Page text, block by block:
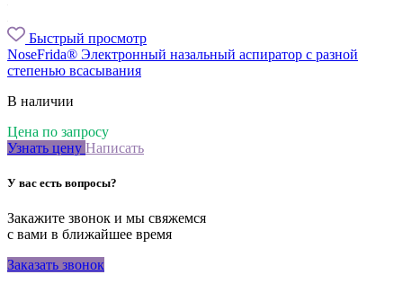
Быстрый просмотр
NoseFrida® Электронный назальный аспиратор с разной
степенью всасывания
В наличии
Цена по запросу
Узнать цену Написать
У вас есть вопросы?
Закажите звонок и мы свяжемся
с вами в ближайшее время
Заказать звонок